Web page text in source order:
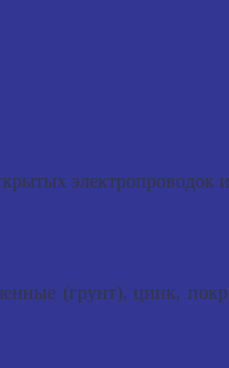
(грунт), цинк,